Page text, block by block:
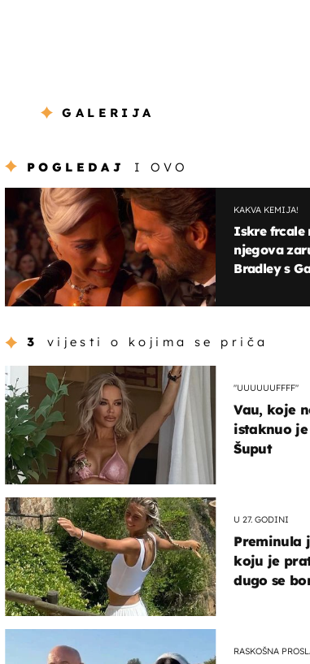
GALERIJA
POGLEDAJ I OVO
KAKVA KEMIJA!
Iskre frcale
njegova
Bradley s
3 vijesti o kojima se priča
"UUUUUUFFFF"
Vau, koje
istaknuo
Šuput
U 27. GODINI
Preminula
koju je
dugo se
RASKOŠNA